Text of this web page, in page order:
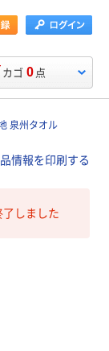
カゴ 0 点
泉州タオル
情報を印刷する
了しました